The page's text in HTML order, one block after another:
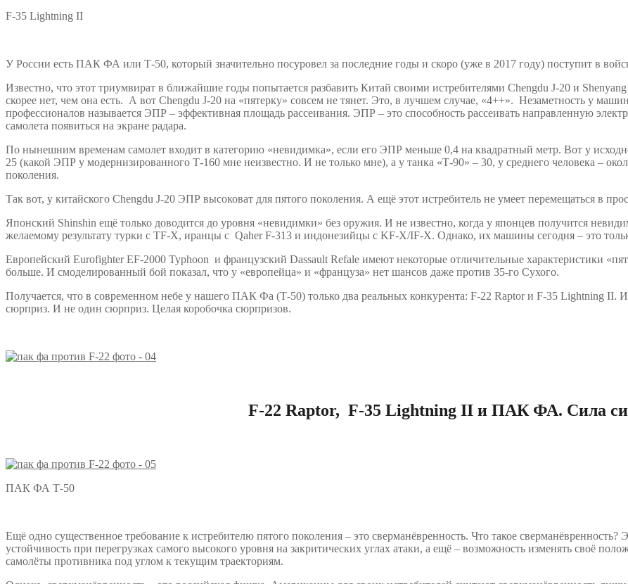
F-35 Lightning II
У России есть ПАК ФА или Т-50, который значительно посуровел за последние годы и скоро (уже в 2017 году) поступит в
Известно, что этот триумвират в ближайшие годы попытается разбавить Китай своими истребителями Chengdu J-20 и
скорее нет, чем она есть. А вот Chengdu J-20 на «пятерку» совсем не тянет. Это, в лучшем случае, «4++». Незаметность у
профессионалов называется ЭПР – эффективная площадь рассеивания. ЭПР – это способность рассеивать направленную
самолета появиться на экране радара.
По нынешним временам самолет входит в категорию «невидимка», если его ЭПР меньше 0,4 на квадратный метр. Вот у
25 (какой ЭПР у модернизированного Т-160 мне неизвестно. И не только мне), а у танка «Т-90» – 30, у среднего человека –
поколения.
Так вот, у китайского Chengdu J-20 ЭПР высоковат для пятого поколения. А ещё этот истребитель не умеет перемещаться в
Японский Shinshin ещё только доводится до уровня «невидимки» без оружия. И не известно, когда у японцев получится
желаемому результату турки с TF-X, иранцы с Qaher F-313 и индонезийцы с KF-X/IF-X. Однако, их машины сегодня – это
Европейский Eurofighter EF-2000 Typhoon и французский Dassault Refale имеют некоторые отличительные характеристики
больше. И смоделированный бой показал, что у «европейца» и «француза» нет шансов даже против 35-го Сухого.
Получается, что в современном небе у нашего ПАК Фа (Т-50) только два реальных конкурента: F-22 Raptor и F-35 Lightning II.
сюрприз. И не один сюрприз. Целая коробочка сюрпризов.
F-22 Raptor, F-35 Lightning II и ПАК ФА. Сила
ПАК ФА Т-50
Ещё одно существенное требование к истребителю пятого поколения – это сверманёвренность. Что такое сверманёвренность?
устойчивость при перегрузках самого высокого уровня на закритических углах атаки, а ещё – возможность изменять своё
самолёты противника под углом к текущим траекториям.